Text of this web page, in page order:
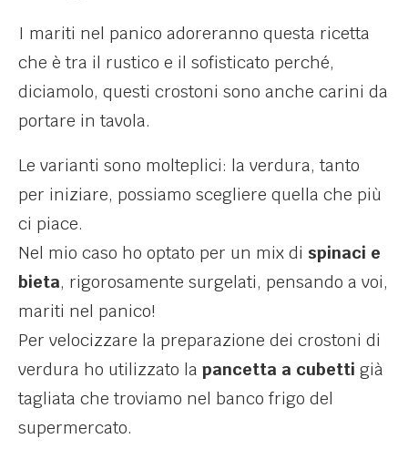
I mariti nel panico adoreranno questa ricetta
che è tra il rustico e il sofisticato perché,
diciamolo, questi crostoni sono anche carini da
portare in tavola.
Le varianti sono molteplici: la verdura, tanto
per iniziare, possiamo scegliere quella che più
ci piace.
Nel mio caso ho optato per un mix di spinaci e
bieta, rigorosamente surgelati, pensando a voi,
mariti nel panico!
Per velocizzare la preparazione dei crostoni di
verdura ho utilizzato la pancetta a cubetti già
tagliata che troviamo nel banco frigo del
supermercato.